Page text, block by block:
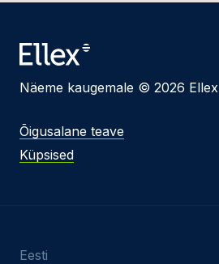
Näeme kaugemale © 2026 Ellex
Õigusalane teave
Küpsised
Eesti